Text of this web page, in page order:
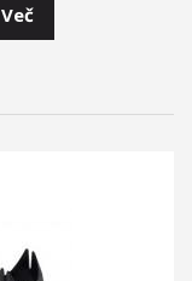
Več